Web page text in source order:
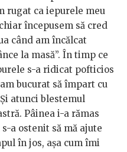
rugat ca iepurele meu
începusem să cred
când am încălcat
la masă”. În timp ce
s-a ridicat pofticios
bucurat să împart cu
atunci blestemul
Pâinea i-a rămas
a ostenit să mă ajute
în jos, așa cum îmi